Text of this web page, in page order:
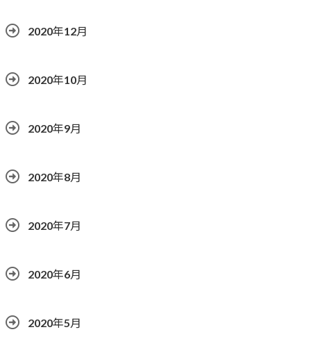
2020年12月
2020年10月
2020年9月
2020年8月
2020年7月
2020年6月
2020年5月